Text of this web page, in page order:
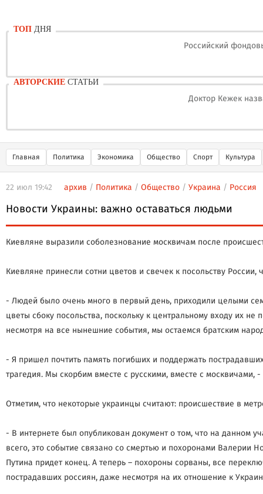
ТОП ДНЯ
Российский
АВТОРСКИЕ СТАТЬИ
Доктор Кежек
Главная Политика Экономика Общество Спорт Культура
22 июл 19:42 архив / Политика / Общество / Украина / Россия
Новости Украины: важно оставаться людьми
Киевляне выразили соболезнование москвичам после
Киевляне принесли сотни цветов и свечек к посольству
- Людей было очень много в первый день, приходили целыми
цветы сбоку посольства, поскольку к центральному входу их
несмотря на все нынешние события, мы остаемся братским
- Я пришел почтить память погибших и поддержать
трагедия. Мы скорбим вместе с русскими, вместе с москвичами,
Отметим, что некоторые украинцы считают: происшествие в
- В интернете был опубликован документ о том, что на данном
всего, это событие связано со смертью и похоронами Валерии
Путина придет конец. А теперь – похороны сорваны, все
пострадавших россиян, даже несмотря на их отношение к